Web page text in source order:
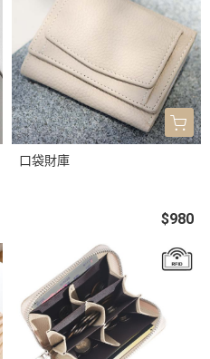
口袋財庫
$980